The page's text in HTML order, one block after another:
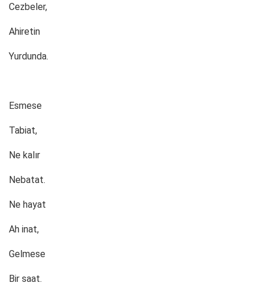
Cezbeler,
Ahiretin
Yurdunda.
Esmese
Tabiat,
Ne kalır
Nebatat.
Ne hayat
Ah inat,
Gelmese
Bir saat.